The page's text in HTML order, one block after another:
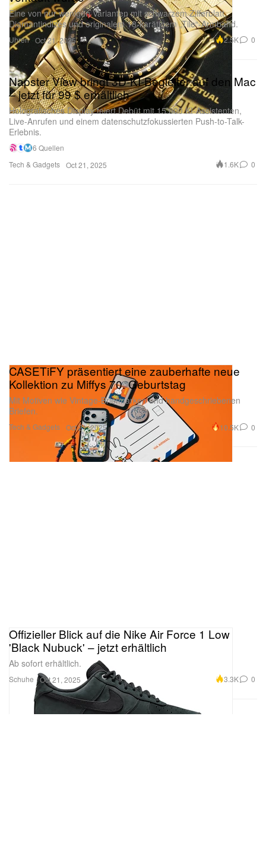
Uhren
Eine von nur wenigen Varianten mit schwarzem Zifferblatt,
Diamantindizes und originalem 18-karätigem „Tile“-Armband.
Oct 21, 2025 2.5K 0
Tech & Gadgets
Napster View bringt 3D-KI-Begleiter auf den Mac
– jetzt für 99 $ erhältlich
Holografisches Display feiert Debüt mit 15.000 KI-Assistenten,
Live-Anrufen und einem datenschutzfokussierten Push-to-Talk-
Erlebnis.
6 Quellen
Oct 21, 2025
1.6K 0
Tech & Gadgets
CASETiFY präsentiert eine zauberhafte neue
Kollektion zu Miffys 70. Geburtstag
Mit Motiven wie Vintage-Briefmarken und handgeschriebenen
Briefen.
Oct 21, 2025 10.5K 0
Schuhe
Offizieller Blick auf die Nike Air Force 1 Low
'Black Nubuck' – jetzt erhältlich
Ab sofort erhältlich.
Oct 21, 2025 3.3K 0